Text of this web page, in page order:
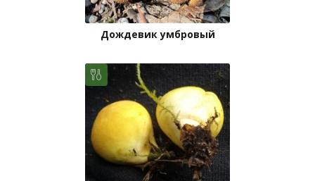
Дождевик умбровый